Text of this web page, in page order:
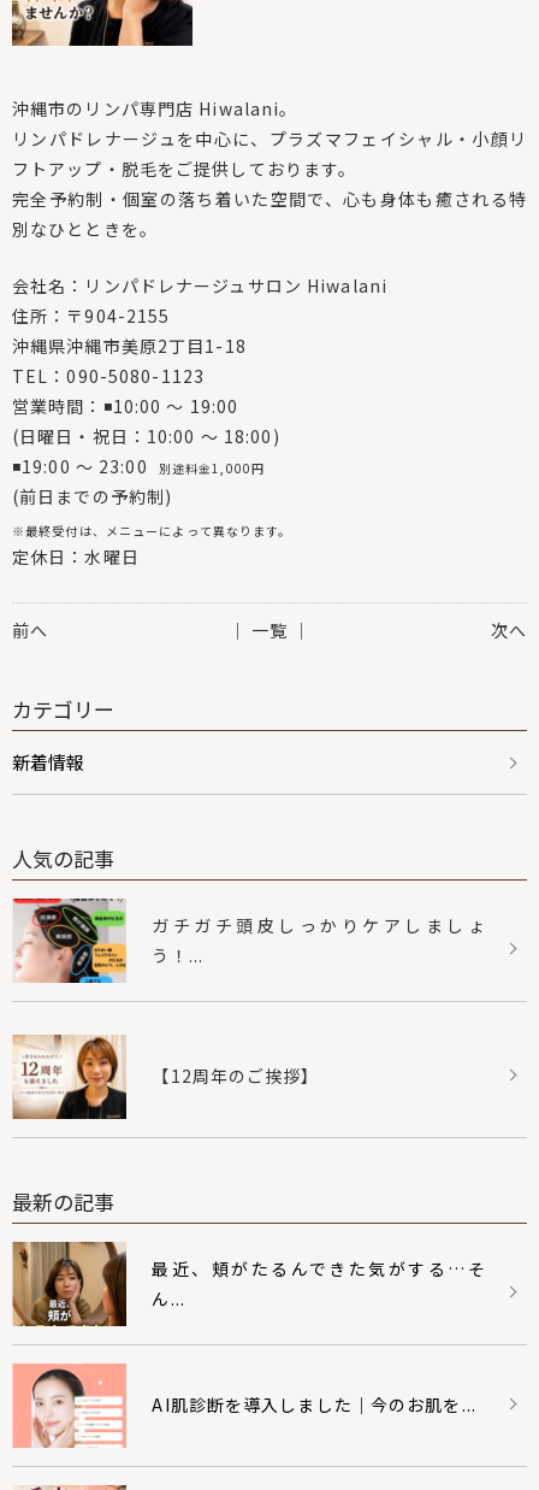
沖縄市のリンパ専門店 Hiwalani。
リンパドレナージュを中心に、プラズマフェイシャル・小顔リ
フトアップ・脱毛をご提供しております。
完全予約制・個室の落ち着いた空間で、心も身体も癒される特
別なひとときを。
会社名：リンパドレナージュサロン Hiwalani
住所：〒904-2155
沖縄県沖縄市美原2丁目1-18
TEL：090-5080-1123
営業時間：◾10:00 〜 19:00
(日曜日・祝日：10:00 〜 18:00)
◾19:00 〜 23:00
別途料金1,000円
(前日までの予約制)
※最終受付は、メニューによって異なります。
定休日：水曜日
前へ 次へ
│ 一覧 │
カテゴリー
新着情報
人気の記事
ガチガチ頭皮しっかりケアしましょ
う！...
【12周年のご挨拶】
最新の記事
最近、頬がたるんできた気がする…そ
ん...
AI肌診断を導入しました｜今のお肌を...